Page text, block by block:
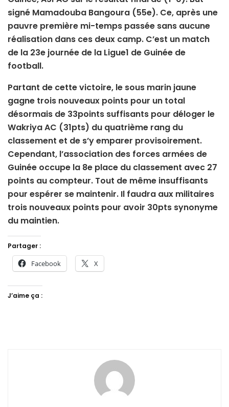
signé Mamadouba Bangoura (55e). Ce, après une
pauvre première mi-temps passée sans aucune
réalisation dans ces deux camp. C’est un match
de la 23e journée de la Ligue1 de Guinée de
football.
Partant de cette victoire, le sous marin jaune
gagne trois nouveaux points pour un total
désormais de 33points suffisants pour déloger le
Wakriya AC (31pts) du quatrième rang du
classement et de s’y emparer provisoirement.
Cependant, l’association des forces armées de
Guinée occupe la 8e place du classement avec 27
points au compteur. Tout de même insuffisants
pour espérer se maintenir. Il faudra aux militaires
trois nouveaux points pour avoir 30pts synonyme
du maintien.
Partager :
Facebook X
J’aime ça :